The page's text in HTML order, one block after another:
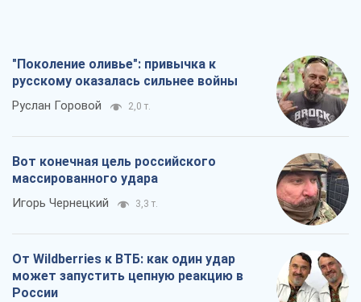
"Поколение оливье": привычка к
русскому оказалась сильнее войны
Руслан Горовой 2,0 т.
Вот конечная цель российского
массированного удара
Игорь Чернецкий 3,3 т.
От Wildberries к ВТБ: как один удар
может запустить цепную реакцию в
России